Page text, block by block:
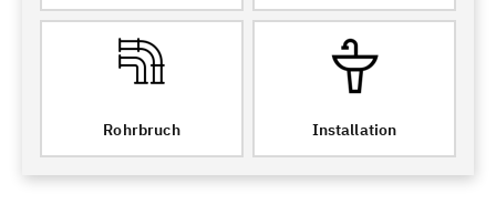
Rohrbruch Installation